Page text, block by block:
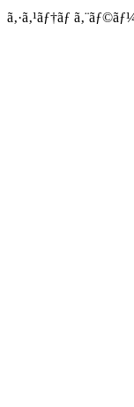
ã‚·ã‚¹ãƒ†ãƒ